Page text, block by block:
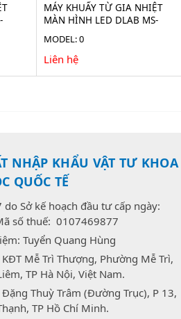
MÁY KHUẤY TỪ GIA NHIỆT
MÀN HÌNH LED DLAB MS-
MODEL: 0
Liên hệ
NHẬP KHẨU VẬT TƯ KHOA
QUỐC TẾ
Sở kế hoạch đầu tư cấp ngày:
số thuế: 0107469877
Tuyển Quang Hùng
Mễ Trì Thượng, Phường Mễ Trì,
TP Hà Nội, Việt Nam.
Thuỳ Trâm (Đường Trục), P 13,
TP Hồ Chí Minh.